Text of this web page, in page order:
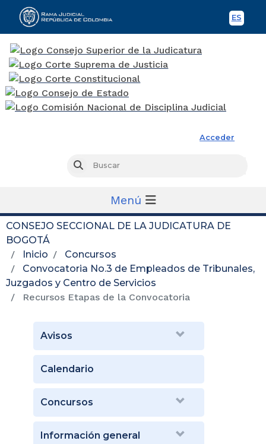
ES
Acceder
Buscar
Menú
CONSEJO SECCIONAL DE LA JUDICATURA DE
BOGOTÁ
Inicio
Concursos
Convocatoria No.3 de Empleados de Tribunales,
Juzgados y Centro de Servicios
Recursos Etapas de la Convocatoria
Avisos
Calendario
Concursos
Información general